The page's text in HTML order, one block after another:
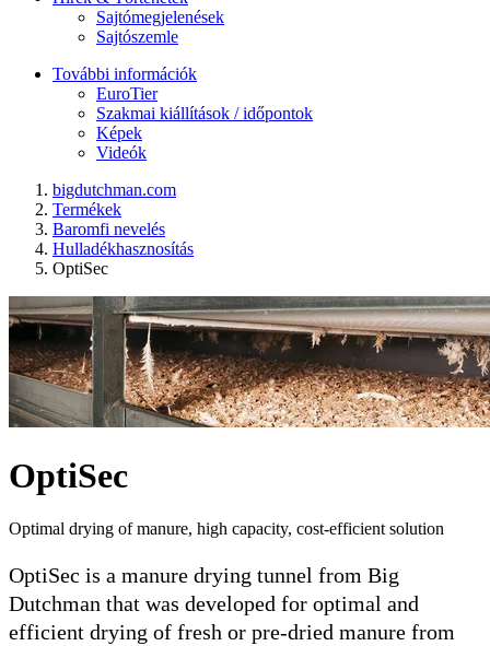
Sajtómegjelenések
Sajtószemle
További információk
EuroTier
Szakmai kiállítások / időpontok
Képek
Videók
bigdutchman.com
Termékek
Baromfi nevelés
Hulladékhasznosítás
OptiSec
OptiSec
Optimal drying of manure, high capacity, cost-efficient solution
OptiSec is a manure drying tunnel from Big
Dutchman that was developed for optimal and
efficient drying of fresh or pre-dried manure from